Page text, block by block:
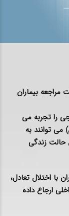
بیماران
را تجربه می
می توانند به
حالت زندگی
ملی بهداشت، 85% بیماران با اختلال تعادل،
ارجاع داده